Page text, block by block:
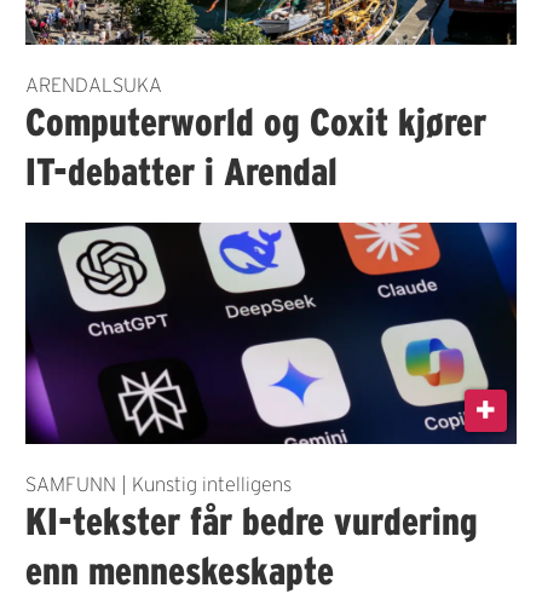
ARENDALSUKA
Computerworld og Coxit kjører
IT-debatter i Arendal
SAMFUNN | Kunstig intelligens
KI-tekster får bedre vurdering
enn menneskeskapte